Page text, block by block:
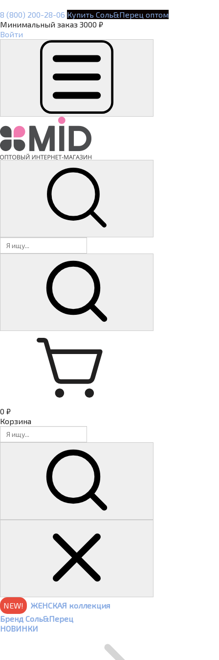
8 (800) 200-28-06 Купить Соль&Перец оптом
Минимальный заказ 3000 ₽
Войти
0 ₽
Корзина
NEW!
ЖЕНСКАЯ коллекция
Бренд Соль&Перец
НОВИНКИ